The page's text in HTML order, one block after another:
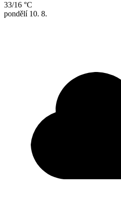
33/16 °C
pondělí 10. 8.